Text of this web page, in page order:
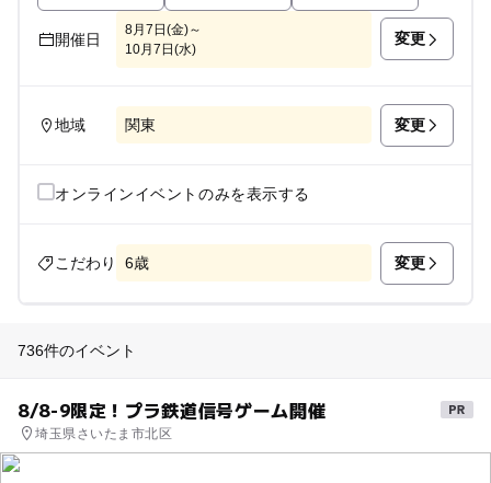
開催日
8月7日(金)～
10月7日(水)
変更
地域 関東 変更
オンラインイベントのみを表示する
こだわり 6歳 変更
736件のイベント
8/8-9限定！プラ鉄道信号ゲーム開催
埼玉県さいたま市北区